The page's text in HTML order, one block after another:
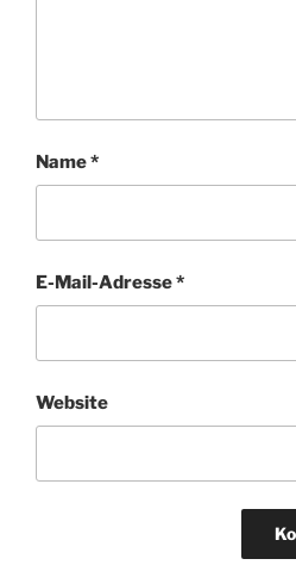
Name*
E-Mail-Adresse*
Website